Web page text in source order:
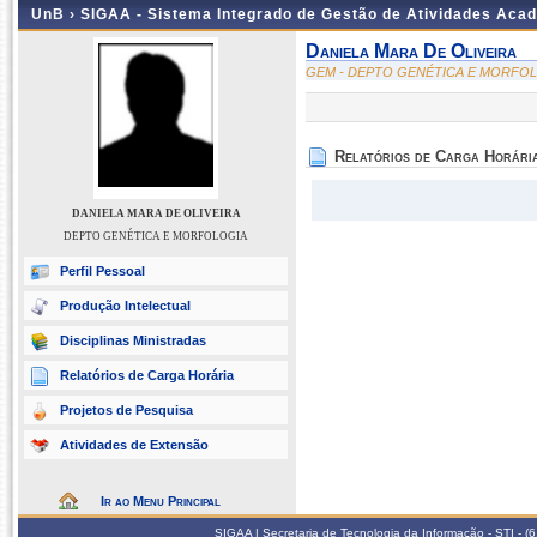
UnB › SIGAA - Sistema Integrado de Gestão de Atividades
DANIELA MARA DE OLIVEIRA
DEPTO GENÉTICA E MORFOLOGIA
Perfil Pessoal
Produção Intelectual
Disciplinas Ministradas
Relatórios de Carga Horária
Projetos de Pesquisa
Atividades de Extensão
Ir ao Menu Principal
Daniela Mara De Oliveira
GEM - DEPTO GENÉTICA E
Relatórios de Carga
SIGAA | Secretaria de Tecnologia da Informação - STI -